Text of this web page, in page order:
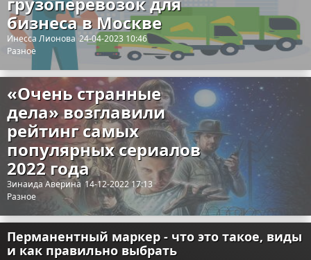
бизнеса в Москве
Инесса Лионова 24-04-2023 10:46
Разное
«‎Очень странные
дела»‎ возглавили
рейтинг самых
популярных сериалов
2022 года
Зинаида Аверина 14-12-2022 17:13
Разное
Перманентный маркер - что это такое, виды
и как правильно выбрать